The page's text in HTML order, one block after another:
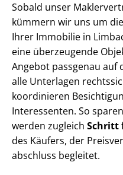
Sobald unser
kümmern wir uns um
Ihrer Immobilie in
eine überzeugende
Angebot passgenau auf
alle Unterlagen
koordinieren
Interessenten. So
werden zugleich Schritt
des Käufers, der
ab­schluss begleitet.